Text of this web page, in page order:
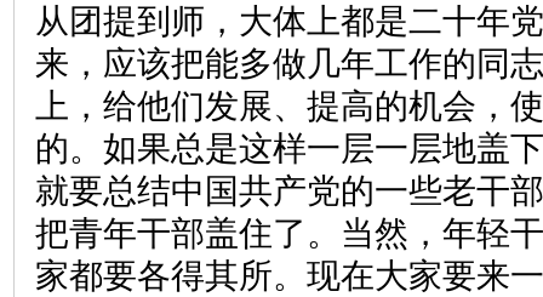
从团提到师，大体上都是二十年
来，应该把能多做几年工作的同
上，给他们发展、提高的机会，
的。如果总是这样一层一层地盖
就要总结中国共产党的一些老干
把青年干部盖住了。当然，年轻
家都要各得其所。现在大家要来